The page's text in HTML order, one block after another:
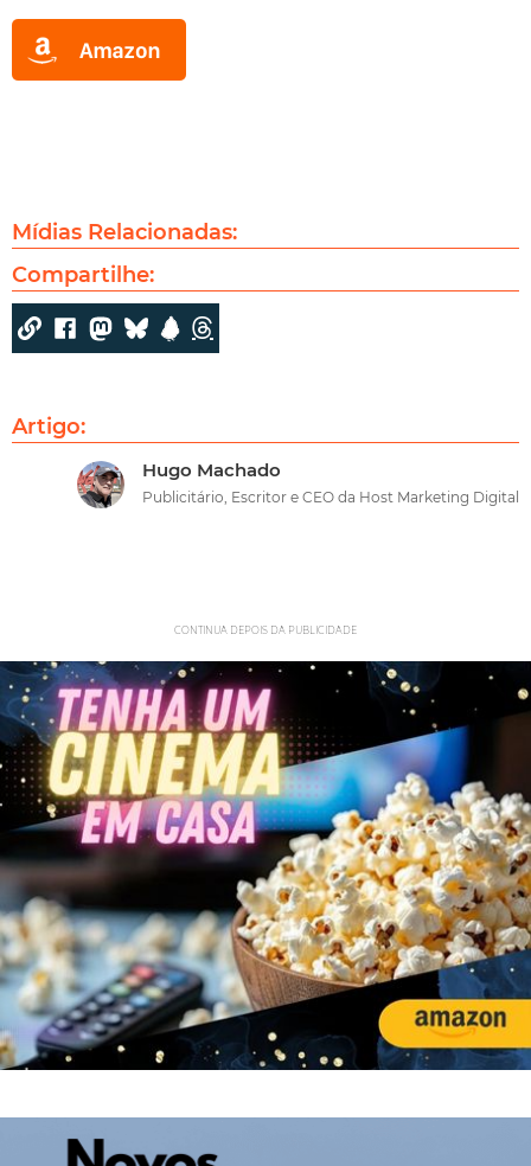
Mídias Relacionadas:
Compartilhe:
Artigo:
Hugo Machado
Publicitário, Escritor e CEO da Host Marketing Digital
CONTINUA DEPOIS DA PUBLICIDADE